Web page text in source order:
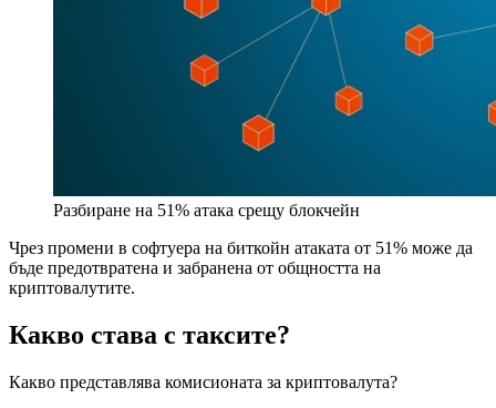
Разбиране на 51% атака срещу блокчейн
Чрез промени в софтуера на биткойн атаката от 51% може да
бъде предотвратена и забранена от общността на
криптовалутите.
Какво става с таксите?
Какво представлява комисионата за криптовалута?